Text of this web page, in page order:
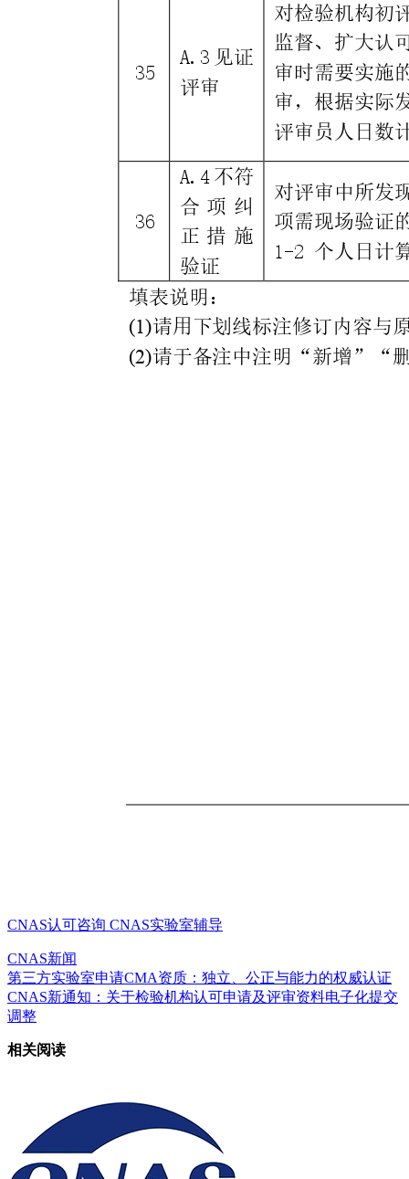
CNAS认可咨询 CNAS实验室辅导
CNAS新闻
第三方实验室申请CMA资质：独立、公正与能力的权威认证
CNAS新通知：关于检验机构认可申请及评审资料电子化提交
调整
相关阅读